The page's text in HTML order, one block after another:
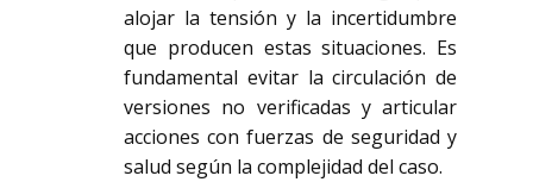
alojar la tensión y la incertidumbre
que producen estas situaciones. Es
fundamental evitar la circulación de
versiones no verificadas y articular
acciones con fuerzas de seguridad y
salud según la complejidad del caso.